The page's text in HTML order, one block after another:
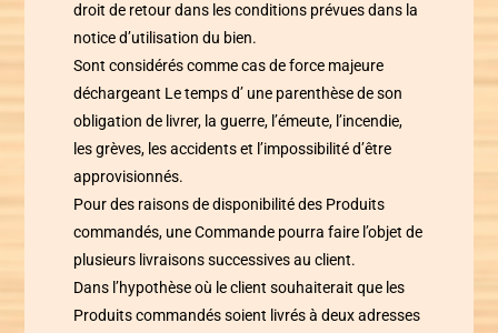
droit de retour dans les conditions prévues dans la
notice d’utilisation du bien.
Sont considérés comme cas de force majeure
déchargeant Le temps d’ une parenthèsede son
obligation de livrer, la guerre, l’émeute, l’incendie,
les grèves, les accidents et l’impossibilité d’être
approvisionnés.
Pour des raisons de disponibilité des Produits
commandés, une Commande pourra faire l’objet de
plusieurs livraisons successives au client.
Dans l’hypothèse où le client souhaiterait que les
Produits commandés soient livrés à deux adresses